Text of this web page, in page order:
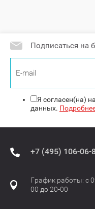
Подписаться на
Я согласен(на)
данных.
+7 (495) 106-06-
График работы: с
00 до 20-00